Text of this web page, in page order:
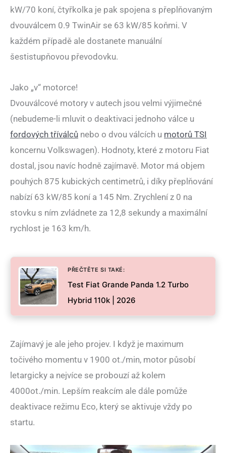
kW/70 koní, čtyřkolka je pak spojena s přeplňovaným
dvouválcem 0.9 TwinAir se 63 kW/85 koňmi. V
každém případě ale dostanete manuální
šestistupňovou převodovku.
Jako „v“ motorce!
Dvouválcové motory v autech jsou velmi výjimečné
(nebudeme-li mluvit o deaktivaci jednoho válce u
fordových tříválců nebo o dvou válcích u motorů TSI
koncernu Volkswagen). Hodnoty, které z motoru Fiat
dostal, jsou navíc hodně zajímavě. Motor má objem
pouhých 875 kubických centimetrů, i díky přeplňování
nabízí 63 kW/85 koní a 145 Nm. Zrychlení z 0 na
stovku s ním zvládnete za 12,8 sekundy a maximální
rychlost je 163 km/h.
PŘEČTĚTE SI TAKÉ:
Test Fiat Grande Panda 1.2 Turbo
Hybrid 110k | 2026
Zajímavý je ale jeho projev. I když je maximum
točivého momentu v 1900 ot./min, motor působí
letargicky a nejvíce se probouzí až kolem
4000ot./min. Lepším reakcím ale dále pomůže
deaktivace režimu Eco, který se aktivuje vždy po
startu.